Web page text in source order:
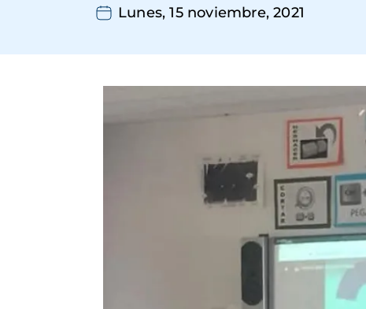
Lunes, 15 noviembre, 2021